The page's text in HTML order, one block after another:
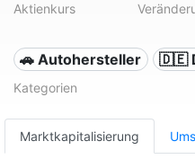
Aktienkurs
🚗 Autohersteller 🇩🇪
Kategorien
Marktkapitalisierung